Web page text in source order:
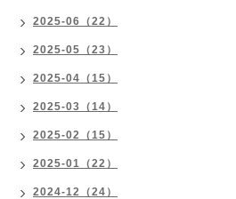
2025-06（22）
2025-05（23）
2025-04（15）
2025-03（14）
2025-02（15）
2025-01（22）
2024-12（24）